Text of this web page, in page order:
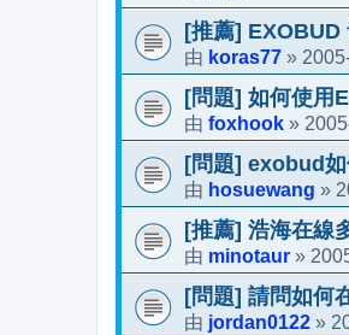
[推薦]
由 koras77 »
[問題] 如何使用
由 foxhook »
[問題] exobud
由 hosuewang »
[推薦] 浩海在線
由 minotaur »
[問題] 請問如何
由 jordan0122 »